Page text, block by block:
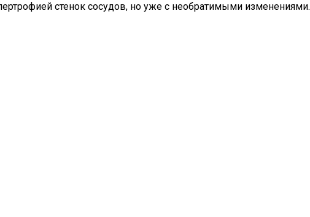
стенок сосудов, но уже с необратимыми изменениями.